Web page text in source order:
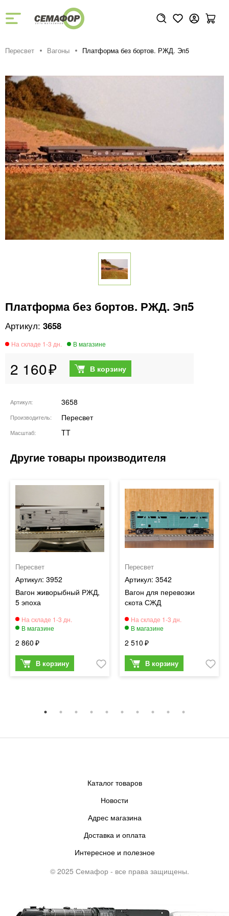
Пересвет Вагоны Платформа без бортов. РЖД. Эп5
Платформа без бортов. РЖД. Эп5
3658
2 160
Артикул 3658
Производитель Пересвет
Масштаб TT
Пересвет
3952
Вагон живорыбный РЖД,
5 эпоха
2 860
Пересвет
3542
Вагон для перевозки
скота СЖД
2 510
Каталог товаров
Новости
Адрес магазина
Доставка и оплата
Интересное и полезное
© 2025 Семафор - все права защищены.